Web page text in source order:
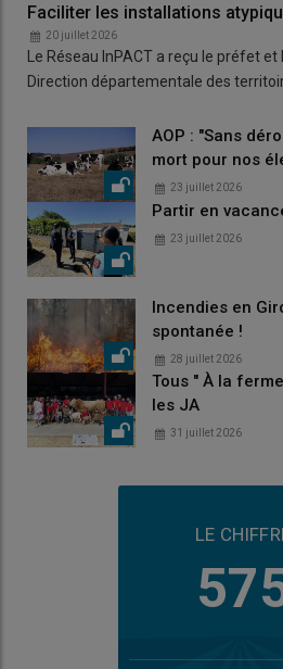
Faciliter les installations
20 juillet 2026
Le Réseau InPACT a reçu le préfet
Direction départementale des
AOP : "Sans
mort pour nos
23 juillet 2026
Partir en
23 juillet 2026
Incendies en
spontanée !
28 juillet 2026
Tous " À la
les JA
31 juillet 2026
LE